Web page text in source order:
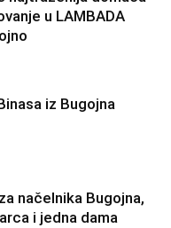
u LAMBADA
iz Bugojna
načelnika Bugojna,
i jedna dama